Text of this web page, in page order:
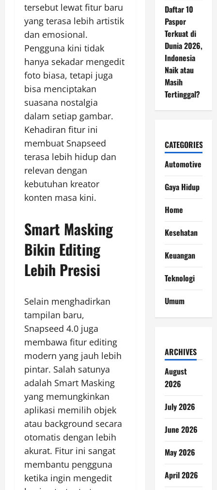
tersebut lewat fitur baru
yang terasa lebih artistik
dan emosional.
Pengguna kini tidak
hanya sekadar mengedit
foto biasa, tetapi juga
bisa menciptakan
suasana nostalgia
dalam setiap gambar.
Kehadiran fitur ini
membuat Snapseed
terasa lebih hidup dan
relevan dengan
kebutuhan kreator
konten masa kini.
Smart Masking
Bikin Editing
Lebih Presisi
Selain menghadirkan
tampilan baru,
Snapseed 4.0 juga
membawa fitur editing
modern yang jauh lebih
pintar. Salah satunya
adalah Smart Masking
yang memungkinkan
aplikasi memilih objek
atau background secara
otomatis dengan lebih
akurat. Fitur ini sangat
membantu pengguna
ketika ingin mengedit
Daftar 10
Paspor
Terkuat di
Dunia 2026,
Indonesia
Naik atau
Masih
Tertinggal?
CATEGORIES
Automotive
Gaya Hidup
Home
Kesehatan
Keuangan
Teknologi
Umum
ARCHIVES
August
2026
July 2026
June 2026
May 2026
April 2026